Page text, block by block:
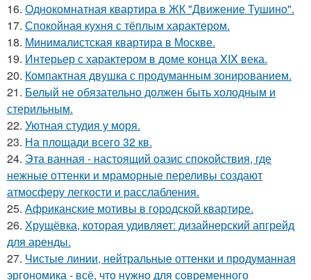
16. Однокомнатная квартира в ЖК "Движение Тушино".
17. Спокойная кухня с тёплым характером.
18. Минималистская квартира в Москве.
19. Интерьер с характером в доме конца XIX века.
20. Компактная двушка с продуманным зонированием.
21. Белый не обязательно должен быть холодным и
стерильным.
22. Уютная студия у моря.
23. На площади всего 32 кв.
24. Эта ванная - настоящий оазис спокойствия, где
нежные оттенки и мраморные переливы создают
атмосферу легкости и расслабления.
25. Африканские мотивы в городской квартире.
26. Хрущёвка, которая удивляет: дизайнерский апгрейд
для аренды.
27. Чистые линии, нейтральные оттенки и продуманная
эргономика - всё, что нужно для современного